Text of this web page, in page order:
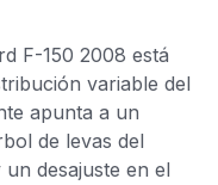
F-150 2008 está
variable del
apunta a un
de levas del
desajuste en el